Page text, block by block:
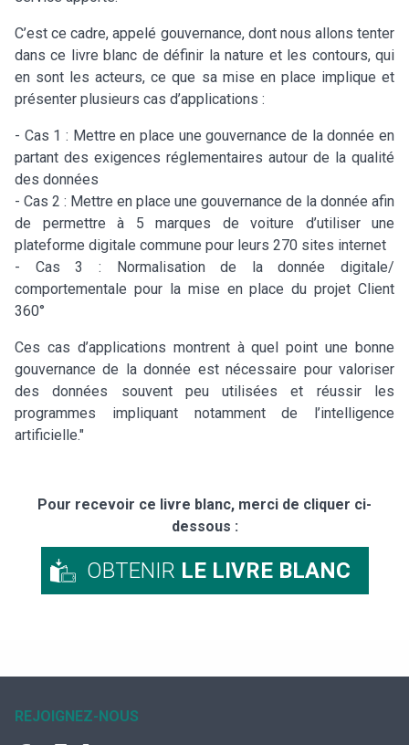
C’est ce cadre, appelé gouvernance, dont nous allons tenter
dans ce livre blanc de définir la nature et les contours, qui
en sont les acteurs, ce que sa mise en place implique et
présenter plusieurs cas d’applications :
- Cas 1 : Mettre en place une gouvernance de la donnée en
partant des exigences réglementaires autour de la qualité
des données
- Cas 2 : Mettre en place une gouvernance de la donnée afin
de permettre à 5 marques de voiture d’utiliser une
plateforme digitale commune pour leurs 270 sites internet
- Cas 3 : Normalisation de la donnée digitale/
comportementale pour la mise en place du projet Client
360°
Ces cas d’applications montrent à quel point une bonne
gouvernance de la donnée est nécessaire pour valoriser
des données souvent peu utilisées et réussir les
programmes impliquant notamment de l’intelligence
artificielle."
Pour recevoir ce livre blanc, merci de cliquer ci-
dessous :
OBTENIR LE LIVRE BLANC
REJOIGNEZ-NOUS